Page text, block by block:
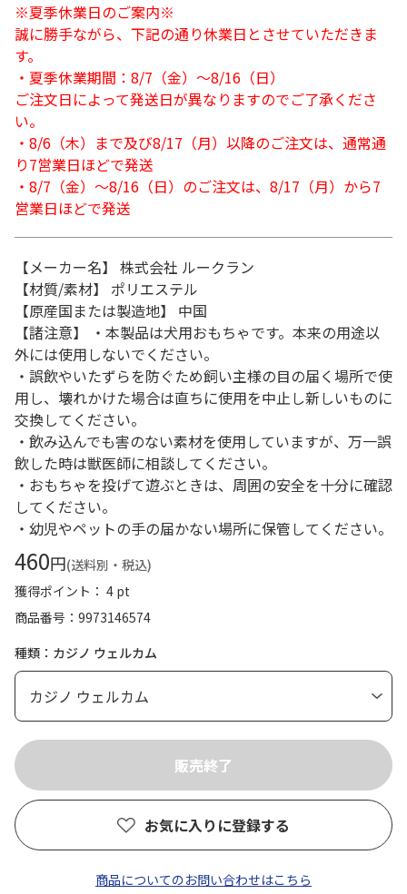
※夏季休業日のご案内※
誠に勝手ながら、下記の通り休業日とさせていただきま
す。
・夏季休業期間：8/7（金）～8/16（日）
ご注文日によって発送日が異なりますのでご了承くださ
い。
・8/6（木）まで及び8/17（月）以降のご注文は、通常通
り7営業日ほどで発送
・8/7（金）～8/16（日）のご注文は、8/17（月）から7
営業日ほどで発送
【メーカー名】 株式会社 ルークラン
【材質/素材】 ポリエステル
【原産国または製造地】 中国
【諸注意】 ・本製品は犬用おもちゃです。本来の用途以
外には使用しないでください。
・誤飲やいたずらを防ぐため飼い主様の目の届く場所で使
用し、壊れかけた場合は直ちに使用を中止し新しいものに
交換してください。
・飲み込んでも害のない素材を使用していますが、万一誤
飲した時は獣医師に相談してください。
・おもちゃを投げて遊ぶときは、周囲の安全を十分に確認
してください。
・幼児やペットの手の届かない場所に保管してください。
460円(送料別・税込)
獲得ポイント： 4 pt
商品番号
9973146574
種類：カジノ ウェルカム
お気に入りに登録する
商品についてのお問い合わせはこちら